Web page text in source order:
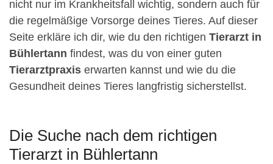
nicht nur im Krankheitsfall wichtig, sondern auch für
die regelmäßige Vorsorge deines Tieres. Auf dieser
Seite erkläre ich dir, wie du den richtigen Tierarzt in
Bühlertann findest, was du von einer guten
Tierarztpraxis erwarten kannst und wie du die
Gesundheit deines Tieres langfristig sicherstellst.
Die Suche nach dem richtigen
Tierarzt in Bühlertann